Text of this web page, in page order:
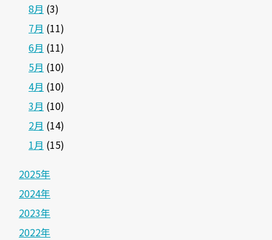
8月 (3)
7月 (11)
6月 (11)
5月 (10)
4月 (10)
3月 (10)
2月 (14)
1月 (15)
2025年
2024年
2023年
2022年